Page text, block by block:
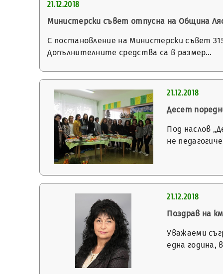
21.12.2018
Министерски съвет отпусна на Община
С постановление на Министерски съвет
Допълнителните средства са в размер…
21.12.2018
Десет
Под наслов
не
21.12.2018
Поздрав на
Уважаеми
една година,